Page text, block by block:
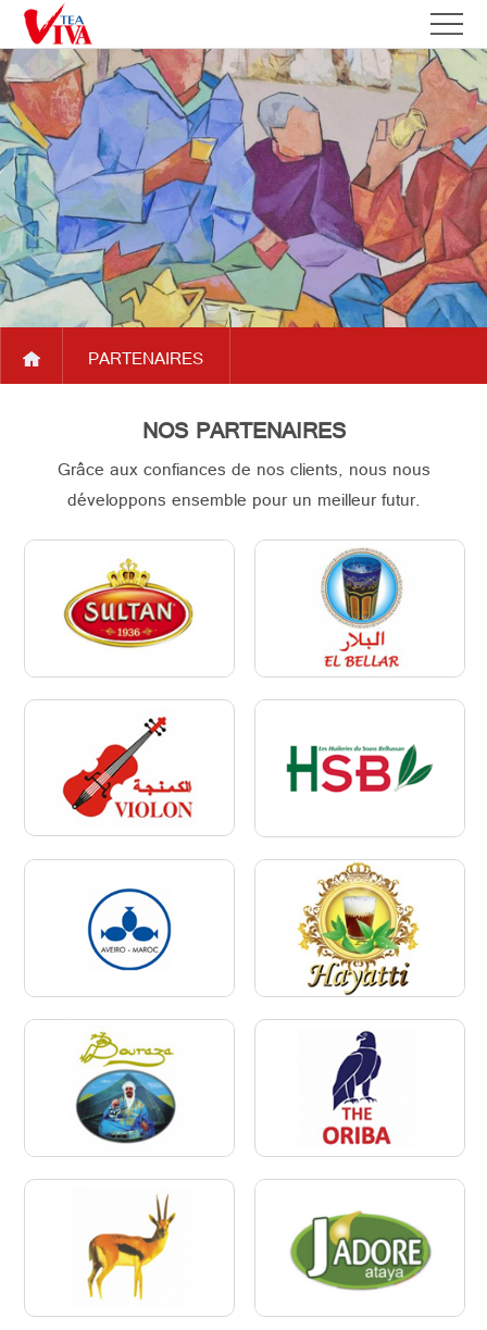
PARTENAIRES
NOS PARTENAIRES
Grâce aux confiances de nos clients, nous nous
développons ensemble pour un meilleur futur.
ACCUEIL
QUI
SOMMES
NOUS
A
PROPOS
DE
VIVATEA
PARTENAIRES
NOS
DEVELOPPEMENTS
ACTUALITES
PRODUITS
SERVICES
CONTACTER